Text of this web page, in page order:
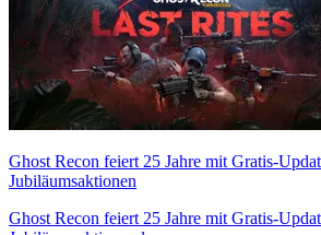
Ghost Recon feiert 25 Jahre mit Gratis-
Jubiläumsaktionen
Ghost Recon feiert 25 Jahre mit Gratis-